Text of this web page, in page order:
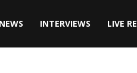
NEWS INTERVIEWS LIVE